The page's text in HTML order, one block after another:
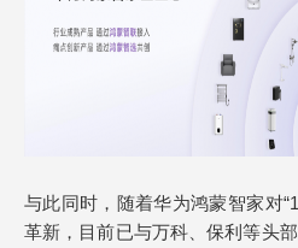
与此同时，随着华为鸿蒙智家对
革新，目前已与万科、保利等头